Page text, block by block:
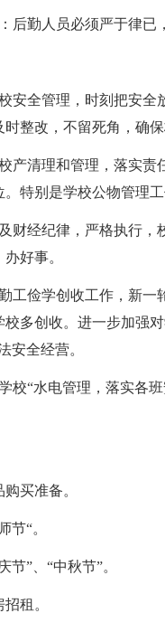
后勤人员必须严于律已
安全管理，时刻把安
整改，不留死角，确保
产清理和管理，落实
特别是学校公物管理
财经纪律，严格执行，
好事。
工俭学创收工作，新一
多创收。进一步加强
安全经营。
校“水电管理，落实各
买准备。
节“。
节”、“中秋节”。
租。